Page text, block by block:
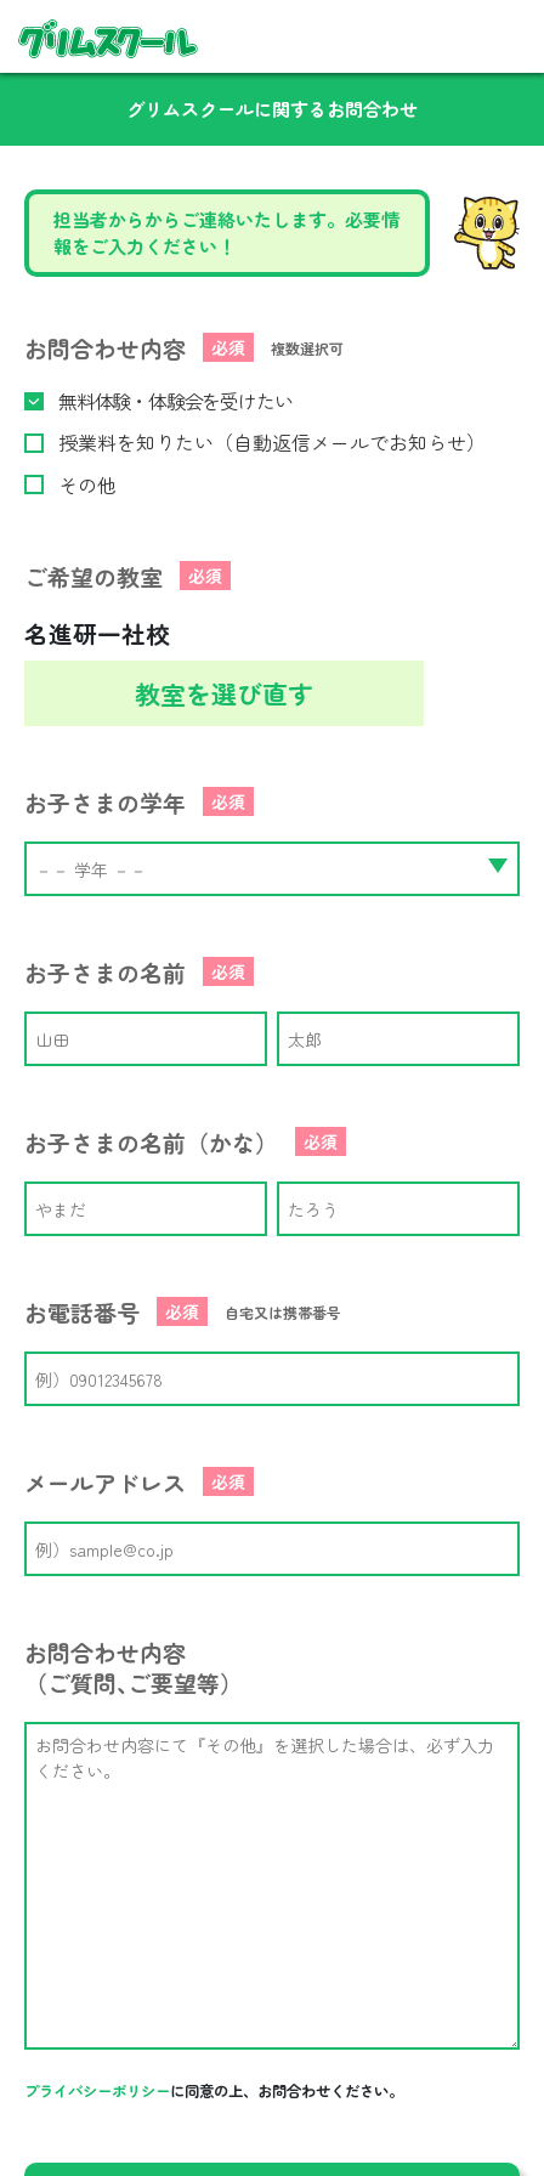
グリムスクールに関するお問合わせ
担当者からからご連絡いたします。必要情
報をご入力ください！
お問合わせ内容 必須 複数選択可
無料体験・体験会を受けたい
授業料を知りたい（自動返信メールでお知らせ）
その他
ご希望の教室 必須
名進研一社校
教室を選び直す
お子さまの学年 必須
お子さまの名前 必須
お子さまの名前（かな） 必須
お電話番号 必須 自宅又は携帯番号
メールアドレス 必須
お問合わせ内容
（ご質問､ご要望等）
プライバシーポリシーに同意の上、お問合わせください。